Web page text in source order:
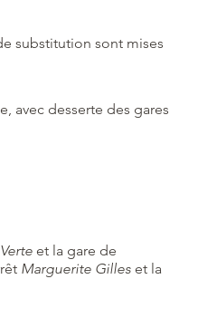
substitution sont mises
avec desserte des gares
et la gare de
Marguerite Gilles et la